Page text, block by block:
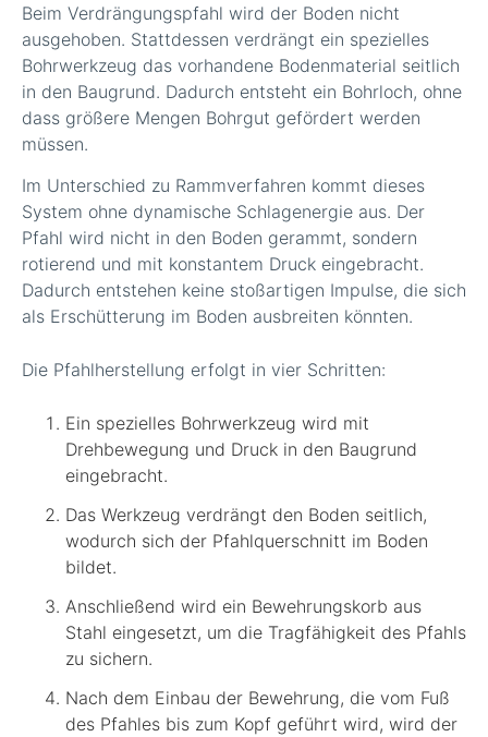
Beim Verdrängungspfahl wird der Boden nicht
ausgehoben. Stattdessen verdrängt ein spezielles
Bohrwerkzeug das vorhandene Bodenmaterial seitlich
in den Baugrund. Dadurch entsteht ein Bohrloch, ohne
dass größere Mengen Bohrgut gefördert werden
müssen.
Im Unterschied zu Rammverfahren kommt dieses
System ohne dynamische Schlagenergie aus. Der
Pfahl wird nicht in den Boden gerammt, sondern
rotierend und mit konstantem Druck eingebracht.
Dadurch entstehen keine stoßartigen Impulse, die sich
als Erschütterung im Boden ausbreiten könnten.
Die Pfahlherstellung erfolgt in vier Schritten:
Ein spezielles Bohrwerkzeug wird mit
Drehbewegung und Druck in den Baugrund
eingebracht.
Das Werkzeug verdrängt den Boden seitlich,
wodurch sich der Pfahlquerschnitt im Boden
bildet.
Anschließend wird ein Bewehrungskorb aus
Stahl eingesetzt, um die Tragfähigkeit des Pfahls
zu sichern.
Nach dem Einbau der Bewehrung, die vom Fuß
des Pfahles bis zum Kopf geführt wird, wird der